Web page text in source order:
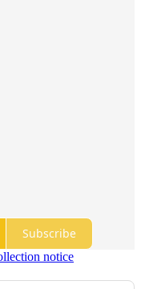
Subscribe
notice